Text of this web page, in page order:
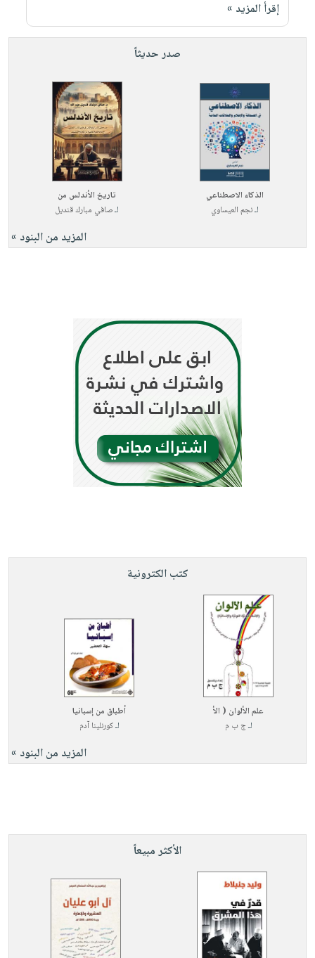
إقرأ المزيد »
صدر حديثاً
الذكاء الاصطناعي
لـنجم العيساوي
تاريخ الأندلس من
لـصافي مبارك قنديل
المزيد من البنود »
كتب الكترونية
علم الألوان ( الأ
لـج ب م
أطباق من إسبانيا
لـكورنلينا آدم
المزيد من البنود »
الأكثر مبيعاً